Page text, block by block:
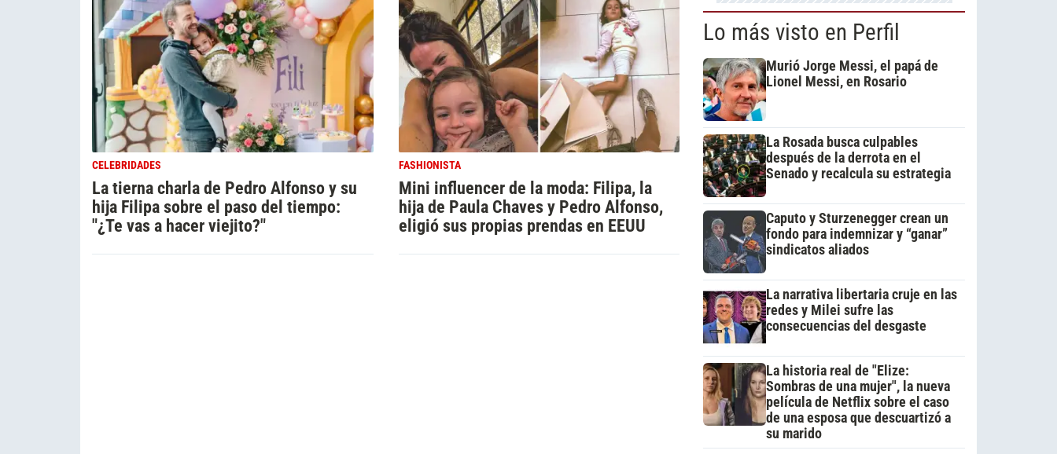
CELEBRIDADES
La tierna charla de Pedro Alfonso y su
hija Filipa sobre el paso del tiempo:
"¿Te vas a hacer viejito?"
FASHIONISTA
Mini influencer de la moda: Filipa, la
hija de Paula Chaves y Pedro Alfonso,
eligió sus propias prendas en EEUU
Lo más visto en Perfil
Murió Jorge Messi, el papá de
Lionel Messi, en Rosario
La Rosada busca culpables
después de la derrota en el
Senado y recalcula su estrategia
Caputo y Sturzenegger crean un
fondo para indemnizar y “ganar”
sindicatos aliados
La narrativa libertaria cruje en las
redes y Milei sufre las
consecuencias del desgaste
La historia real de "Elize:
Sombras de una mujer", la nueva
película de Netflix sobre el caso
de una esposa que descuartizó a
su marido